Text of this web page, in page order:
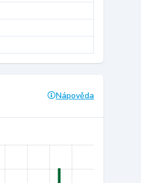
Nápověda